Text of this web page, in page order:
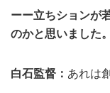
ーー立ちションが
のかと思いました。
白石監督： あれは